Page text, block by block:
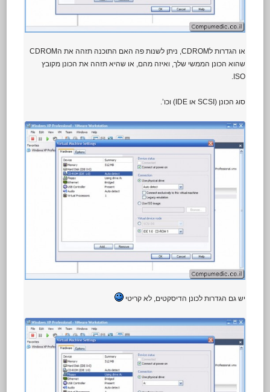
או הגדרות לCDROM, ניתן לשנות פה האם התוכנה תזהה את הCDROM
שהוא הכונן הממשי שלך, ואיזה מהם, או שהיא תזהה את הכונן מקובץ
ISO.
סוג הכונן (SCSI או IDE) וכו’.
יש גם הגדרות לכונן הדיסקטים, לא קריטי